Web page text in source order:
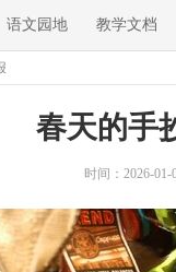
语文园地 教学文档
春天的手
时间：2026-01-